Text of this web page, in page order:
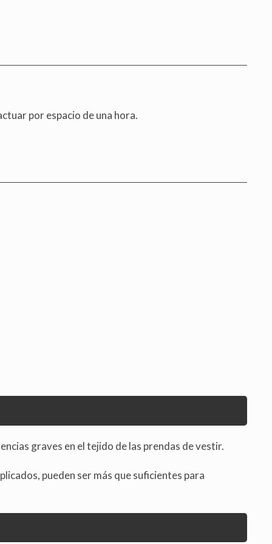
por espacio de una hora.
graves en el tejido de las prendas de vestir.
pueden ser más que suficientes para